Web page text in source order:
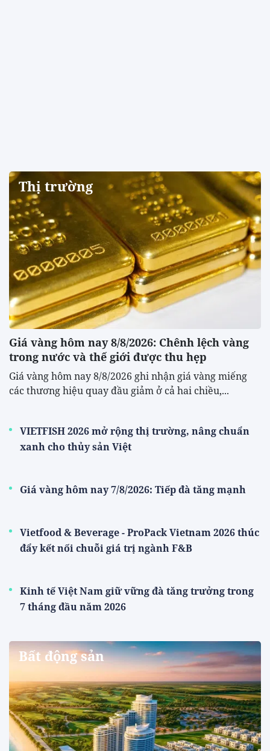
Thị trường
Giá vàng hôm nay 8/8/2026: Chênh lệch vàng
trong nước và thế giới được thu hẹp
Giá vàng hôm nay 8/8/2026 ghi nhận giá vàng miếng
các thương hiệu quay đầu giảm ở cả hai chiều,...
VIETFISH 2026 mở rộng thị trường, nâng chuẩn
xanh cho thủy sản Việt
Giá vàng hôm nay 7/8/2026: Tiếp đà tăng mạnh
Vietfood & Beverage - ProPack Vietnam 2026 thúc
đẩy kết nối chuỗi giá trị ngành F&B
Kinh tế Việt Nam giữ vững đà tăng trưởng trong
7 tháng đầu năm 2026
Bất động sản